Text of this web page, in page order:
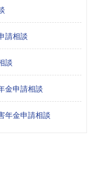
請相談
談
金申請相談
年金申請相談